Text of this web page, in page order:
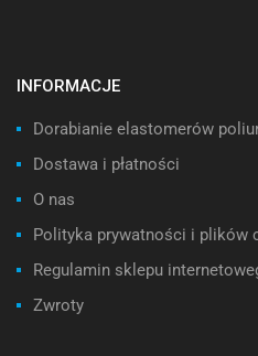
INFORMACJE
Dorabianie elastomerów
Dostawa i płatności
O nas
Polityka prywatności i plików
Regulamin sklepu
Zwroty